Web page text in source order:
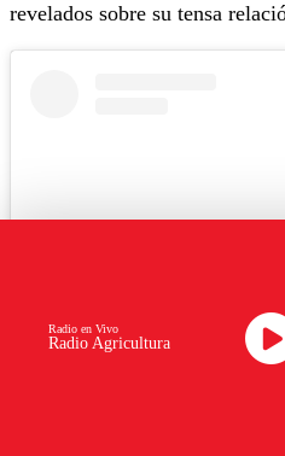
revelados sobre su tensa
Radio Agricultura
Radio en Vivo